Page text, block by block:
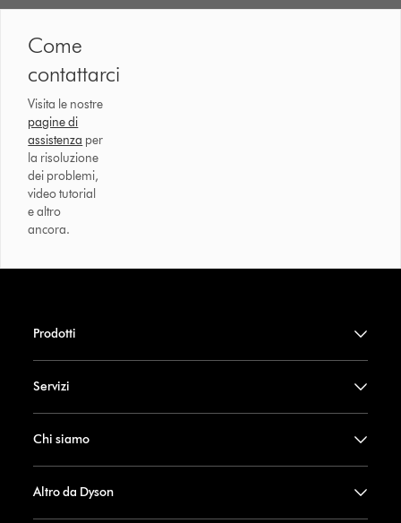
Come
contattarci
Visita le nostre
pagine di
assistenza per
la risoluzione
dei problemi,
video tutorial
e altro
ancora.
Prodotti
Servizi
Chi siamo
Altro da Dyson